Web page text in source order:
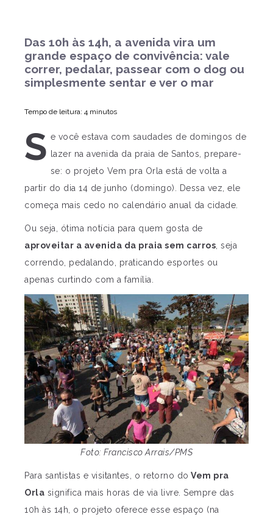
Das 10h às 14h, a avenida vira um
grande espaço de convivência: vale
correr, pedalar, passear com o dog ou
simplesmente sentar e ver o mar
Tempo de leitura: 4 minutos
S e você estava com saudades de domingos de
lazer na avenida da praia de Santos, prepare-
se: o projeto Vem pra Orla está de volta a
partir do dia 14 de junho (domingo). Dessa vez, ele
começa mais cedo no calendário anual da cidade.
Ou seja, ótima notícia para quem gosta de
aproveitar a avenida da praia sem carros , seja
correndo, pedalando, praticando esportes ou
apenas curtindo com a família.
Foto: Francisco Arrais/PMS
Para santistas e visitantes, o retorno do Vem pra
Orla significa mais horas de via livre. Sempre das
10h às 14h, o projeto oferece esse espaço (na